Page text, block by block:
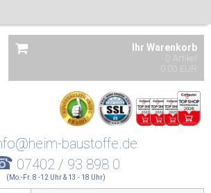
Ihr Warenkorb
0 Artikel
0,00 EUR
baustoffe.de
07402 / 93 898 0
(Mo.-Fr. 8 -12 Uhr & 13 - 18 Uhr)